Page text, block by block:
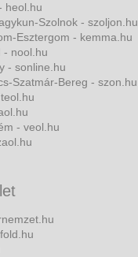
heol.hu
Szolnok - szoljon.hu
Esztergom - kemma.hu
- nool.hu
- sonline.hu
Szatmár-Bereg - szon.hu
- veol.hu